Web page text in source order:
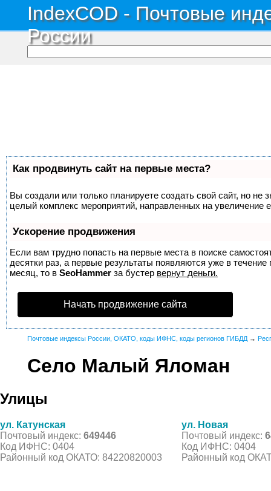
IndexCOD - Почтовые
России
Как продвинуть сайт на первые места?
Вы создали или только планируете создать свой сайт, но не
целый комплекс мероприятий, направленных на увеличение
Ускорение продвижения
Если вам трудно попасть на первые места в поиске
десятки раз, а первые результаты появляются уже в
месяц, то в SeoHammer за бустер вернут деньги.
Начать продвижение сайта
Почтовые индексы России, ОКАТО, коды ИФНС, коды регионов ГИБДД →
Село Малый Яломан
Улицы
ул. Катунская
Почтовый индекс: 649446
Код ИФНС: 0404
Районный код ОКАТО: 84220820003
ул. Новая
Почтовый индекс:
Код ИФНС: 0404
Районный код